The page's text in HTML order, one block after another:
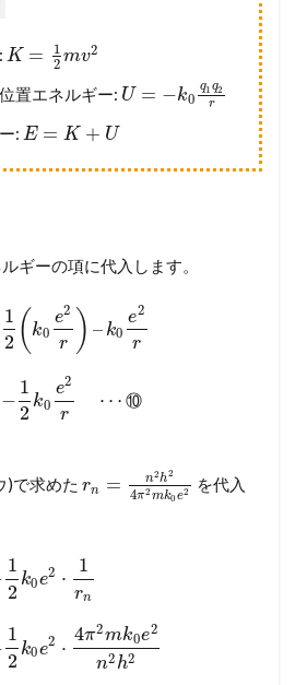
K =
1
2 mv2
置エネルギー: U = −k0
q1 q2
r
: E = K + U
ーの項に代入します。
1
2 ( k0
e2
r ) – k0
e2
r
−
1
2
k0
e2
r
⋯ ⑩
)で求めた rn = n2h2
4π2 mk0e2
を代入
1
2
k0e2 ⋅
1
rn
1
2
k0e2 ⋅
4π2mk0e2
n2 h2